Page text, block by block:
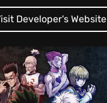
Developer's Website